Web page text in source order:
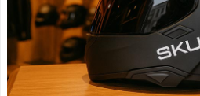
Cliquer sur la 1ere lettre du nom de
SÉLECTION d'adresses :
(188) B(314) (83) E
H(52) J K(5) L